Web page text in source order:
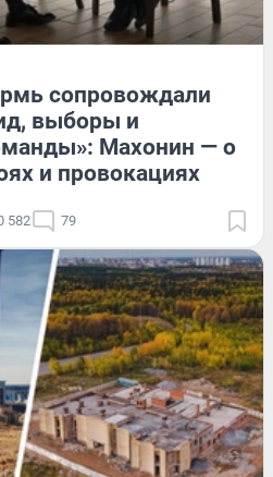
сопровождали
выборы и
Махонин — о
и провокациях
582 79